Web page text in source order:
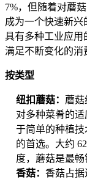
7%，但随着对蘑
成为一个快速新兴
具有多种工业应用
满足不断变化的消
按类型
纽扣蘑菇： 蘑菇
对多种菜肴的
于简单的种植
的首选。大约
度，蘑菇是最畅
香菇： 香菇占